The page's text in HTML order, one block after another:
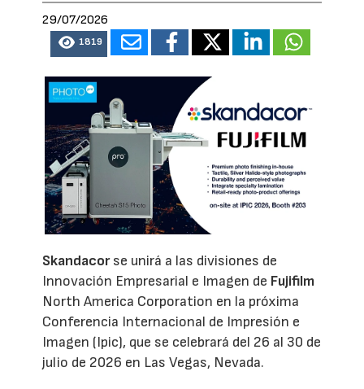
29/07/2026
1819
Skandacorse unirá a las divisiones de
Innovación Empresarial e Imagen de Fujifilm
North America Corporation en la próxima
Conferencia Internacional de Impresión e
Imagen (Ipic), que se celebrará del 26 al 30 de
julio de 2026 en Las Vegas, Nevada.